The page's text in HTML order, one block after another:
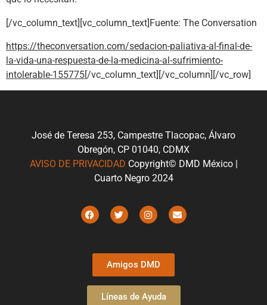
[/vc_column_text][vc_column_text]Fuente: The Conversation
https://theconversation.com/sedacion-paliativa-al-final-de-
la-vida-una-respuesta-de-la-medicina-al-sufrimiento-
intolerable-155775[/vc_column_text][/vc_column][/vc_row]
José de Teresa 253, Campestre Tlacopac, Álvaro
Obregón, CP 01040, CDMX
AVISO DE PRIVACIDAD Copyright© DMD México |
Cuarto Negro 2024
Amigos DMD
Líneas de Ayuda